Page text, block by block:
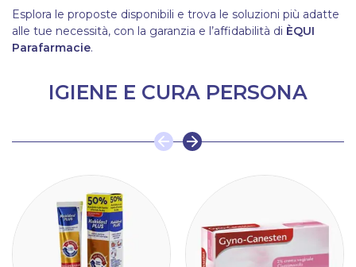
Esplora le proposte disponibili e trova le soluzioni più adatte
alle tue necessità, con la garanzia e l’affidabilità di ÈQUI
Parafarmacie.
IGIENE E CURA PERSONA